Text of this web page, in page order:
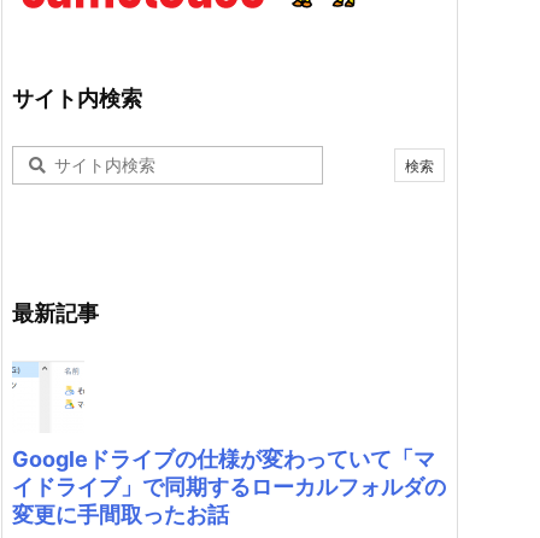
サイト内検索
最新記事
Googleドライブの仕様が変わっていて「マ
イドライブ」で同期するローカルフォルダの
変更に手間取ったお話